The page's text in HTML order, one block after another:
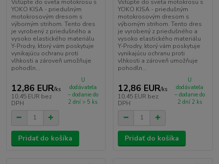
Vstúpte do sveta motokrosu s
YOKO KISA - priedušným
motokrosovým dresom s
výborným strihom. Tento dres
je vyrobený z priedušného a
vysoko elastického materiálu
Y-Prodry, ktorý vám poskytuje
vynikajúcu ochranu proti
vlhkosti a zároveň umožňuje
pohodln...
12,86 EUR/ks
10,45 EUR bez
DPH
U
dodávateľa
– dodanie do
2 dní > 5 ks
Pridať do košíka
Vstúpte do sveta motokrosu s
YOKO KISA - priedušným
motokrosovým dresom s
výborným strihom. Tento dres
je vyrobený z priedušného a
vysoko elastického materiálu
Y-Prodry, ktorý vám poskytuje
vynikajúcu ochranu proti
vlhkosti a zároveň umožňuje
pohodln...
12,86 EUR/ks
10,45 EUR bez
DPH
U
dodávateľa
– dodanie do
2 dní 2 ks
Pridať do košíka